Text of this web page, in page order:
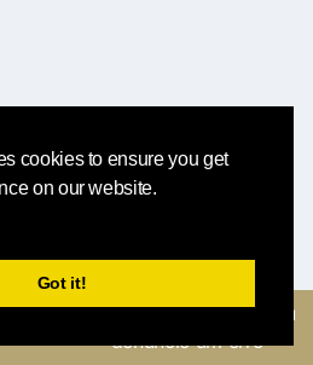
cookies to ensure you get
on our website.
Got it!
Envie um feedback ou
denuncie um erro